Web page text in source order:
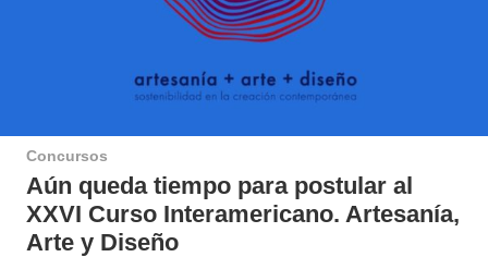
Concursos
Aún queda tiempo para postular al
XXVI Curso Interamericano. Artesanía,
Arte y Diseño